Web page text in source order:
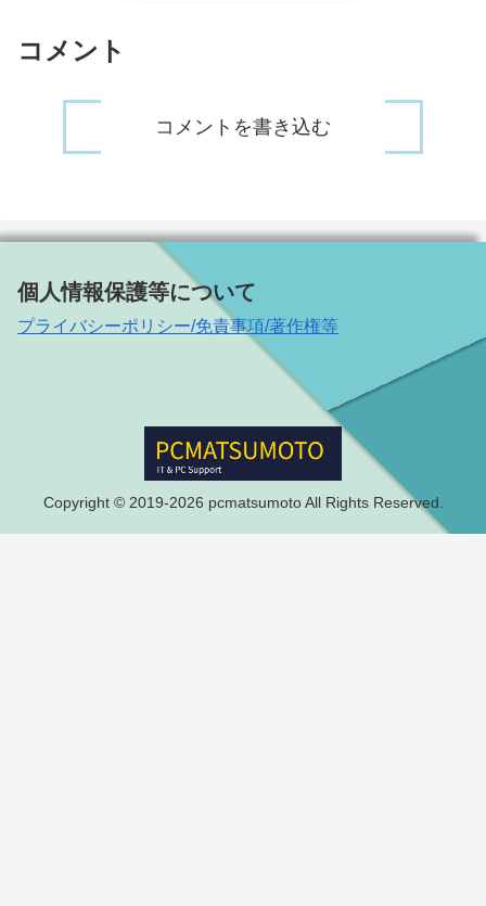
コメント
コメントを書き込む
個人情報保護等について
プライバシーポリシー/免責事項/著作権等
Copyright © 2019-2026 pcmatsumoto All Rights Reserved.